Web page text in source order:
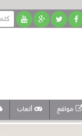
مواقع ألعاب